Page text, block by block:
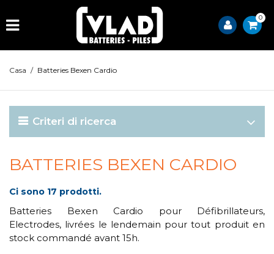
0
Casa / Batteries Bexen Cardio
Criteri di ricerca
BATTERIES BEXEN CARDIO
Ci sono 17 prodotti.
Batteries Bexen Cardio pour Défibrillateurs,
Electrodes, livrées le lendemain pour tout produit en
stock commandé avant 15h.